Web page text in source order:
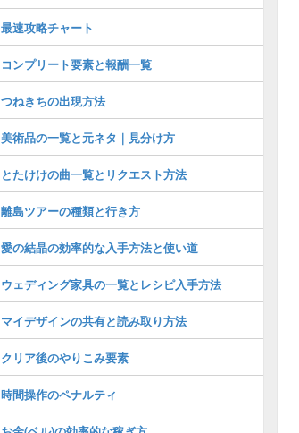
最速攻略チャート
コンプリート要素と報酬一覧
つねきちの出現方法
美術品の一覧と元ネタ｜見分け方
とたけけの曲一覧とリクエスト方法
離島ツアーの種類と行き方
愛の結晶の効率的な入手方法と使い道
ウェディング家具の一覧とレシピ入手方法
マイデザインの共有と読み取り方法
クリア後のやりこみ要素
時間操作のペナルティ